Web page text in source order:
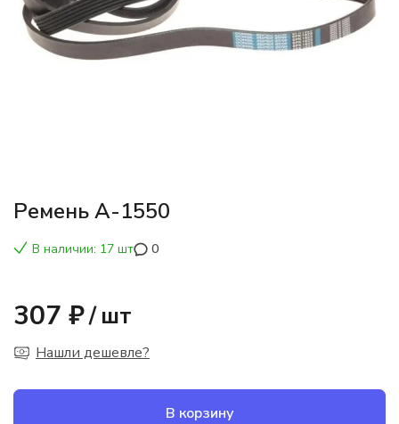
Ремень А-1550
В наличии: 17 шт 0
307 ₽/ шт
Нашли дешевле?
В корзину